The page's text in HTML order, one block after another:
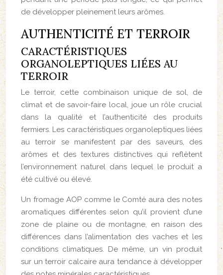
de développer pleinement leurs arômes.
AUTHENTICITÉ ET TERROIR
CARACTÉRISTIQUES
ORGANOLEPTIQUES LIÉES AU
TERROIR
Le terroir, cette combinaison unique de sol, de
climat et de savoir-faire local, joue un rôle crucial
dans la qualité et l’authenticité des produits
fermiers. Les caractéristiques organoleptiques liées
au terroir se manifestent par des saveurs, des
arômes et des textures distinctives qui reflètent
l’environnement naturel dans lequel le produit a
été cultivé ou élevé.
Un fromage AOP comme le Comté aura des notes
aromatiques différentes selon qu’il provient d’une
zone de plaine ou de montagne, en raison des
différences dans l’alimentation des vaches et les
conditions climatiques. De même, un vin produit
sur un terroir calcaire aura tendance à développer